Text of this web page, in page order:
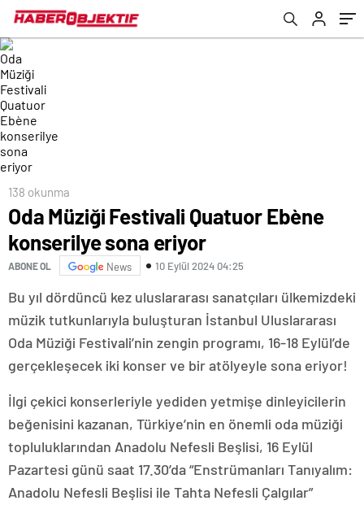
138 okunma
Oda Müziği Festivali Quatuor Ebène
konserilye sona eriyor
ABONE OL News 10 Eylül 2024 04:25
Bu yıl dördüncü kez uluslararası sanatçıları ülkemizdeki
müzik tutkunlarıyla buluşturan İstanbul Uluslararası
Oda Müziği Festivali’nin zengin programı, 16-18 Eylül’de
gerçekleşecek iki konser ve bir atölyeyle sona eriyor!
İlgi çekici konserleriyle yediden yetmişe dinleyicilerin
beğenisini kazanan, Türkiye’nin en önemli oda müziği
topluluklarından Anadolu Nefesli Beşlisi, 16 Eylül
Pazartesi günü saat 17.30’da “Enstrümanları Tanıyalım:
Anadolu Nefesli Beşlisi ile Tahta Nefesli Çalgılar”